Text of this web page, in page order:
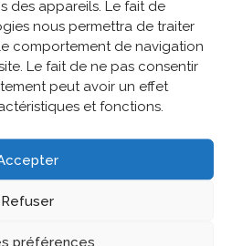
des appareils. Le fait de
nous permettra de traiter
comportement de navigation
Le fait de ne pas consentir
peut avoir un effet
et fonctions.
Refuser
préférences